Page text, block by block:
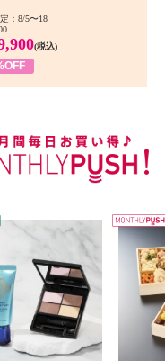
：8/5〜18
(税込)
PUSH